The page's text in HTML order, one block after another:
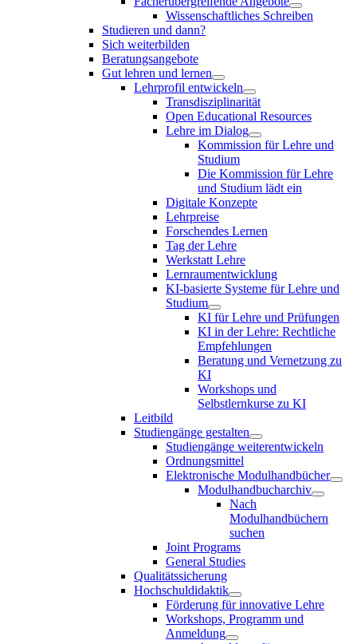
Wissenschaftliches Schreiben
Studieren und dann?
Sich weiterbilden
Beratungsangebote
Gut lehren und lernen
Lehrprofil entwickeln
Transdisziplinarität
Open Educational Resources
Lehre im Dialog
Kommission für Lehre und
Studium
Die Kommission für Lehre
und Studium lädt ein
Digitale Konzepte
Lehrpreise
Forschendes Lernen
Tag der Lehre
Werkstatt Lehre
Lernraumentwicklung
KI-basierte Systeme für Lehre und
Studium
KI für Lehre und Prüfungen
KI in der Lehre: Rechtliche
Empfehlungen
Beratung und Vernetzung zu
KI
Workshops und
Selbstlernkurse zu KI
Leitbild
Studiengänge gestalten
Studiengänge weiterentwickeln
Ordnungsmittel
Elektronische Modulhandbücher
Modulhandbucharchiv
Nach
Modulhandbüchern
suchen
Joint Programs
General Studies
Qualitätssicherung
Hochschuldidaktik
Förderung für innovative Lehre
Workshops, Programm und
Anmeldung